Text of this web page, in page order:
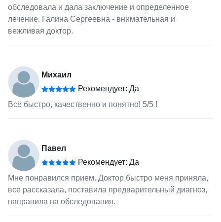
обследовала и дала заключение и определенное
лечение. Галина Сергеевна - внимательная и
вежливая доктор.
Михаил
Рекомендует: Да
Всё быстро, качественно и понятно! 5/5 !
Павел
Рекомендует: Да
Мне понравился прием. Доктор быстро меня приняла,
все рассказала, поставила предварительный диагноз,
направила на обследования.